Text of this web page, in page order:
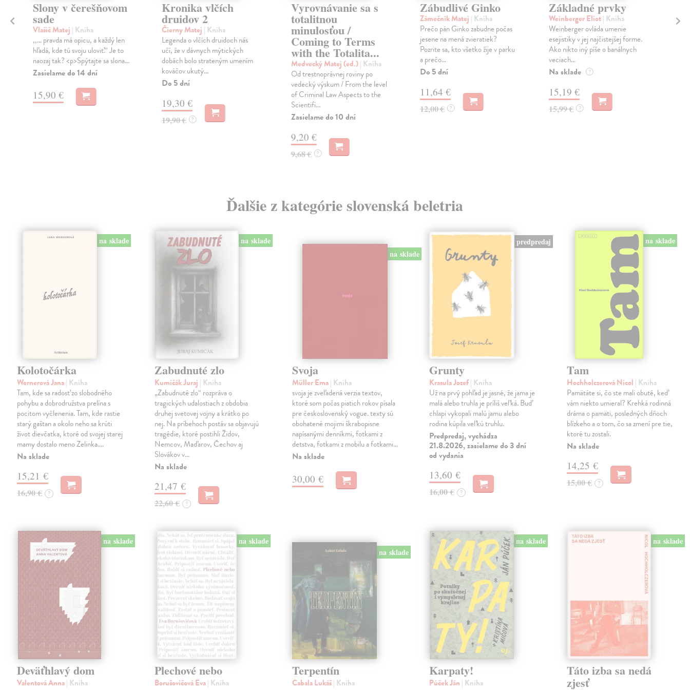
Slony v čerešňovom
sade
Vlašič Matej | Kniha
,,… pravda má opicu, a každý len
hľadá, kde tú svoju uloviť.“ Je to
naozaj tak? <p>Spýtajte sa slona...
Zasielame do 14 dní
15,90 €
Kronika vlčích
druidov 2
Čierny Matej | Kniha
Legenda o vlčích druidoch nás
učí, že v dávnych mýtických
dobách bolo strateným umením
kováčov ukutý...
Do 5 dní
19,30 €
19,90 € ?
Vyrovnávanie sa s
totalitnou
minulosťou /
Coming to Terms
with the Totalita...
Medvecký Matej (ed.)| Kniha
Od trestnoprávnej roviny po
vedecký výskum / From the level
of Criminal Law Aspects to the
Scientifi...
Zasielame do 10 dní
9,20 €
9,68 € ?
Zábudlivé Ginko
Zámečník Matej | Kniha
Prečo pán Ginko zabudne počas
jesene na mená zvieratiek?
Pozrite sa, kto všetko žije v parku
a prečo...
Do 5 dní
11,64 €
12,00 € ?
Základné prvky
Weinberger Eliot| Kniha
Weinberger ovláda umenie
esejistiky v jej najčistejšej forme.
Ako nikto iný píše o banálnych
veciach...
Na sklade ?
15,19 €
15,99 € ?
Ďalšie z kategórie slovenská beletria
na sklade
Kolotočárka
Wernerová Jana| Kniha
Tam, kde sa radosť zo slobodného
pohybu a dobrodružstva prelína s
pocitom vyčlenenia. Tam, kde rastie
starý gaštan a okolo neho sa krúti
život dievčatka, ktoré od svojej starej
mamy dostalo meno Zelinka.…
Na sklade
15,21 €
16,90 € ?
na sklade
Zabudnuté zlo
Kumičák Juraj | Kniha
„Zabudnuté zlo“ rozpráva o
tragických udalostiach z obdobia
druhej svetovej vojny a krátko po
nej. Na príbehoch postáv sa objavujú
tragédie, ktoré postihli Židov,
Nemcov, Maďarov, Čechov aj
Slovákov v…
Na sklade
21,47 €
22,60 € ?
na sklade
Svoja
Müller Ema| Kniha
svoja je zveľadená verzia textov,
ktoré som počas piatich rokov písala
pre československý vogue. texty sú
obohatené mojimi škrabopisne
napísanými denníkmi, fotkami z
detstva, fotkami z mobilu a fotkami…
Na sklade
30,00 €
predpredaj
Grunty
Krasula Jozef| Kniha
Už na prvý pohľad je jasné, že jama je
malá alebo truhla je príliš veľká. Buď
chlapi vykopali malú jamu alebo
rodina kúpila veľkú truhlu.
Predpredaj, vychádza
21.8.2026, zasielame do 3 dní
od vydania
13,60 €
16,00 € ?
na sklade
Tam
Hochholczerová Nicol | Kniha
Pamätáte si, čo ste mali obuté, keď
vám niekto umieral? Krehká rodinná
dráma o pamäti, posledných dňoch
blízkeho a o tom, čo sa zmení pre tie,
ktoré tu zostali.
Na sklade
14,25 €
15,00 € ?
na sklade
Deväťhlavý dom
Valentová Anna| Kniha
na sklade
Plechové nebo
Borušovičová Eva| Kniha
na sklade
Terpentín
Cabala Lukáš| Kniha
na sklade
Karpaty!
Púček Ján | Kniha
na sklade
Táto izba sa nedá
zjesť